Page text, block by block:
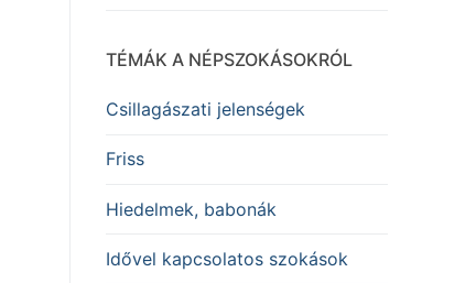
TÉMÁK A NÉPSZOKÁSOKRÓL
Csillagászati jelenségek
Friss
Hiedelmek, babonák
Idővel kapcsolatos szokások